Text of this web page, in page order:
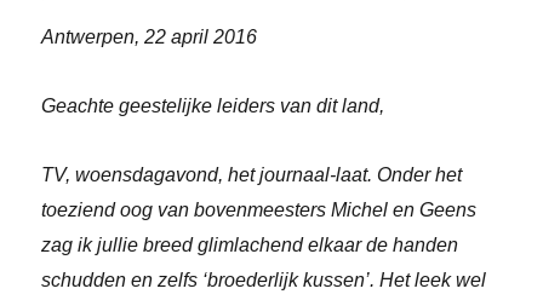
Antwerpen, 22 april 2016
Geachte geestelijke leiders van dit land,
TV, woensdagavond, het journaal-laat. Onder het
toeziend oog van bovenmeesters Michel en Geens
zag ik jullie breed glimlachend elkaar de handen
schudden en zelfs ‘broederlijk kussen’. Het leek wel